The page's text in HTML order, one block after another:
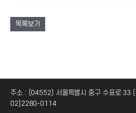
목록보기
주소 : (04552) 서울특별시 중구 수표로 33 (
02)2280-0114